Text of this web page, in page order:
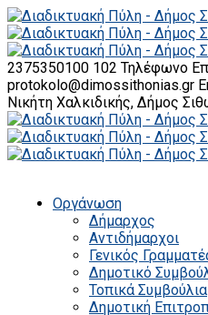
2375350100 102 Τηλέφωνο
protokolo@dimossithonias.gr
Νικήτη Χαλκιδικής, Δήμος
Οργάνωση
Δήμαρχος
Αντιδήμαρχοι
Γενικός
Δημοτικό
Τοπικά Συμβούλια
Δημοτική